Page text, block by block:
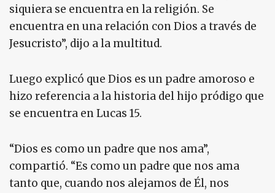
siquiera se encuentra en la religión. Se
encuentra en una relación con Dios a través de
Jesucristo”, dijo a la multitud.
Luego explicó que Dios es un padre amoroso e
hizo referencia a la historia del hijo pródigo que
se encuentra en Lucas 15.
“Dios es como un padre que nos ama”,
compartió. “Es como un padre que nos ama
tanto que, cuando nos alejamos de Él, nos